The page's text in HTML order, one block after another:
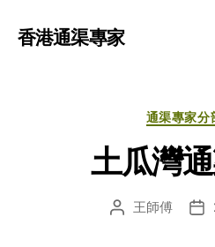
香港通渠專家
分
通渠專家分
土瓜灣
文 王師傅
发